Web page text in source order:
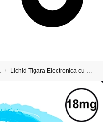
/ Lichid Tigara Electronica cu Nicotina